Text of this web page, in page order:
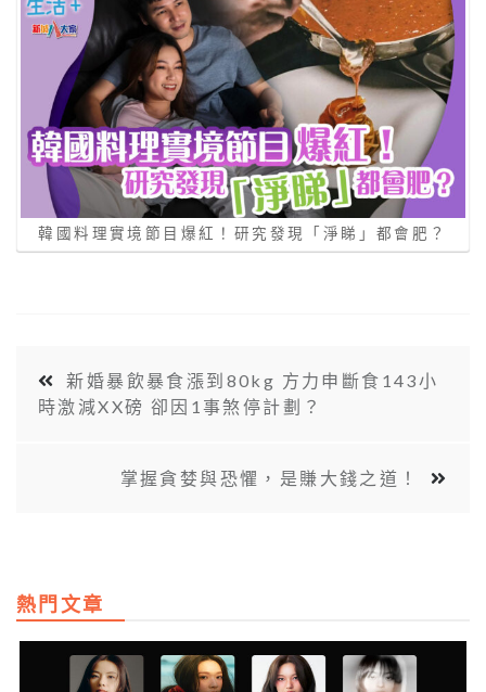
韓國料理實境節目爆紅！研究發現「淨睇」都會肥？
新婚暴飲暴食漲到80kg 方力申斷食143小
時激減XX磅 卻因1事煞停計劃？
掌握貪婪與恐懼，是賺大錢之道！
熱門文章